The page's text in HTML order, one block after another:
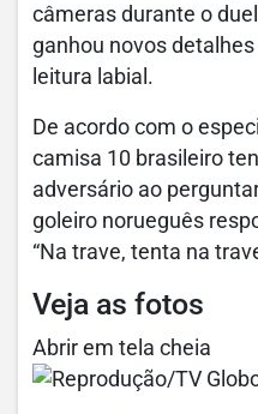
câmeras durante o
ganhou novos
leitura labial.
De acordo com o
camisa 10 brasileiro
adversário ao
goleiro norueguês
“Na trave, tenta na
Veja as fotos
Abrir em tela cheia